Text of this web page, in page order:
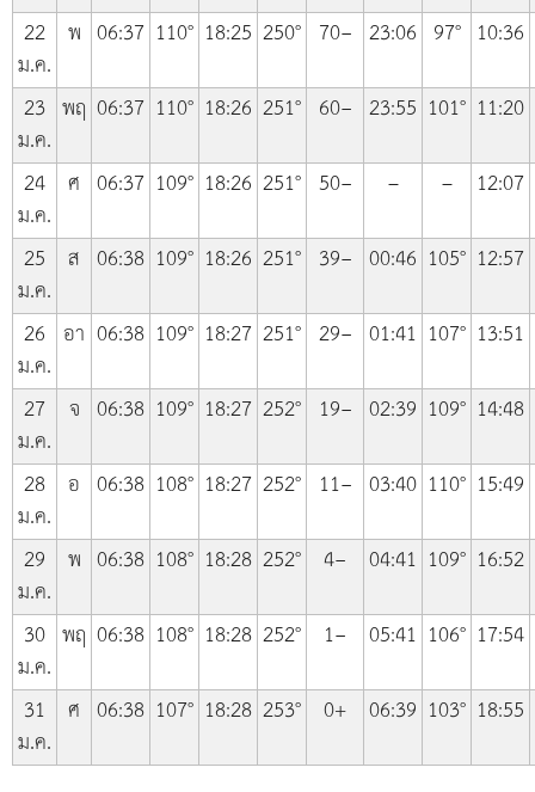
22
ม.ค.
พ 06:37 110° 18:25 250° 70− 23:06 97° 10:36
23
ม.ค.
พฤ 06:37 110° 18:26 251° 60− 23:55 101° 11:20
24
ม.ค.
ศ 06:37 109° 18:26 251° 50− – –
12:07
25
ม.ค.
ส 06:38 109° 18:26 251° 39− 00:46 105° 12:57
26
ม.ค.
อา 06:38 109° 18:27 251° 29− 01:41 107° 13:51
27
ม.ค.
จ 06:38 109° 18:27 252° 19− 02:39 109° 14:48
28
ม.ค.
อ 06:38 108° 18:27 252° 11− 03:40 110° 15:49
29
ม.ค.
พ 06:38 108° 18:28 252° 4− 04:41 109° 16:52
30
ม.ค.
พฤ 06:38 108° 18:28 252° 1− 05:41 106° 17:54
31
ม.ค.
ศ 06:38 107° 18:28 253° 0+ 06:39 103° 18:55